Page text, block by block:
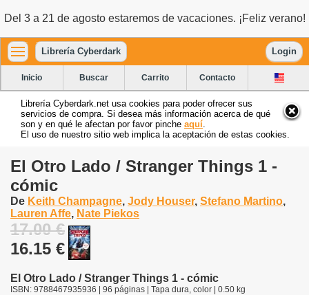
Del 3 a 21 de agosto estaremos de vacaciones. ¡Feliz verano!
Librería Cyberdark Login
Inicio Buscar Carrito Contacto
Librería Cyberdark.net usa cookies para poder ofrecer sus
servicios de compra. Si desea más información acerca de qué
son y en qué le afectan por favor pinche aquí
El uso de nuestro sitio web implica la aceptación de estas cookies.
El Otro Lado / Stranger Things 1 -
cómic
De Keith Champagne, Jody Houser, Stefano Martino,
Lauren Affe, Nate Piekos
17.00 €
16.15 €
El Otro Lado / Stranger Things 1 - cómic
ISBN: 9788467935936 | 96 páginas | Tapa dura, color | 0.50 kg